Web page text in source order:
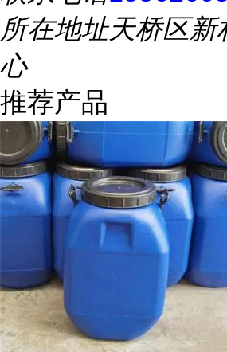
所在地址天桥区新
心
推荐产品